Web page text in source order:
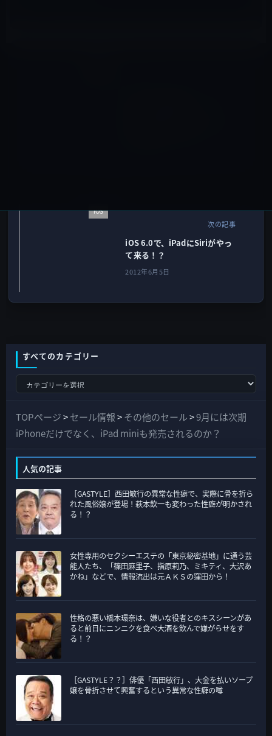
iOS
次の記事
iOS 6.0で、iPadにSiriがやっ
て来る！？
2012年6月5日
すべてのカテゴリー
て
の
ゴ
リ
ー
TOPページ>セール情報>その他のセール>9月には次期
iPhoneだけでなく、iPad miniも発売されるのか？
人気の記事
［GASTYLE］西田敏行の異常な性癖で、実際に骨を折ら
れた風俗嬢が登場！萩本欽一も変わった性癖が明かされ
る！？
女性専用のセクシーエステの「東京秘密基地」に通う芸
能人たち、「篠田麻里子、指原莉乃、ミキティ、大沢あ
かね」などで、情報流出は元ＡＫＳの窪田から！
性格の悪い橋本環奈は、嫌いな役者とのキスシーンがあ
ると前日にニンニクを食べ大酒を飲んで嫌がらせをす
る！？
［GASTYLE？？］俳優「西田敏行」、大金を払いソープ
嬢を骨折させて興奮するという異常な性癖の噂